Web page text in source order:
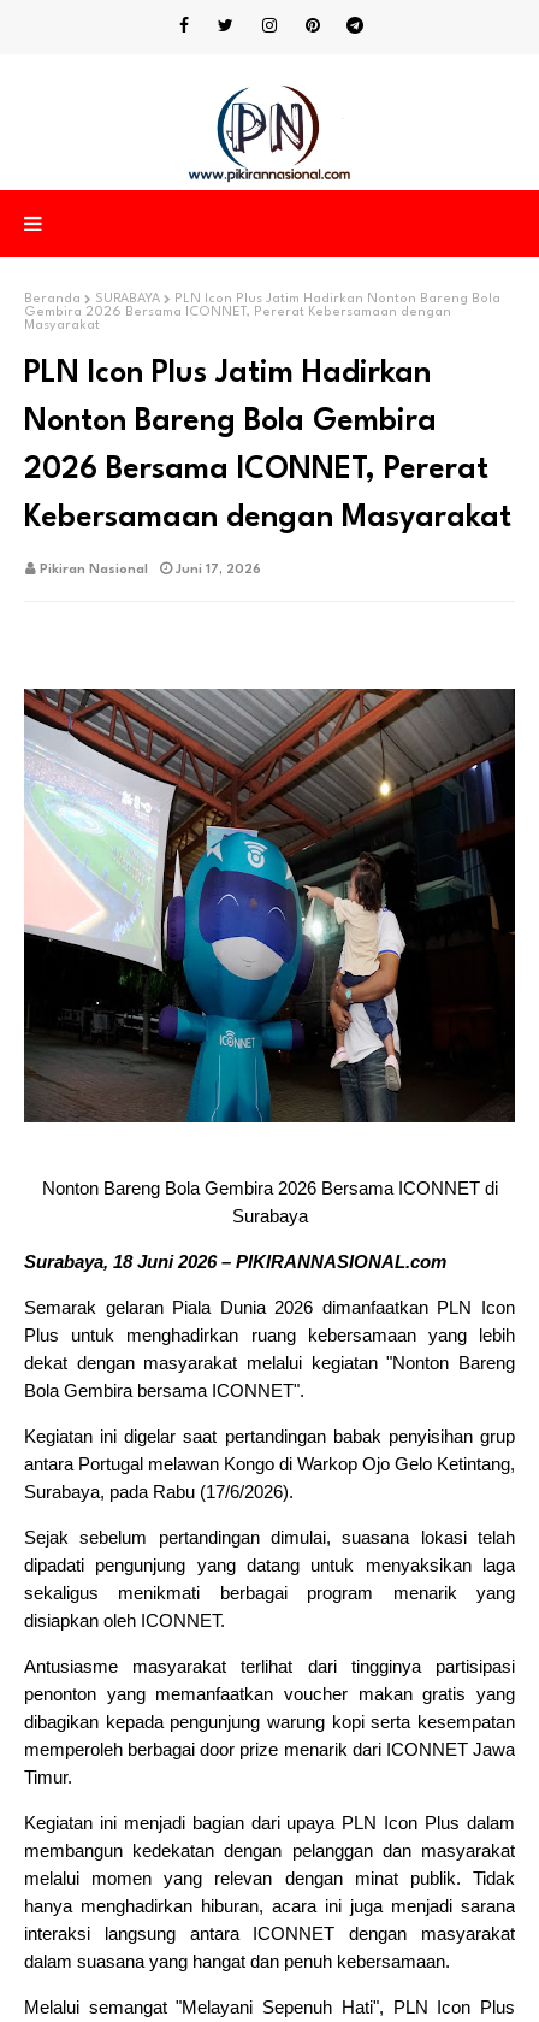
Beranda SURABAYA
PLN Icon Plus Jatim Hadirkan Nonton Bareng Bola
Gembira 2026 Bersama ICONNET, Pererat Kebersamaan dengan
Masyarakat
PLN Icon Plus Jatim Hadirkan
Nonton Bareng Bola Gembira
2026 Bersama ICONNET, Pererat
Kebersamaan dengan Masyarakat
Pikiran Nasional Juni 17, 2026
Nonton Bareng Bola Gembira 2026 Bersama ICONNET di
Surabaya
Surabaya, 18 Juni 2026 – PIKIRANNASIONAL.com
Semarak gelaran Piala Dunia 2026 dimanfaatkan PLN Icon
Plus untuk menghadirkan ruang kebersamaan yang lebih
dekat dengan masyarakat melalui kegiatan "Nonton Bareng
Bola Gembira bersama ICONNET".
Kegiatan ini digelar saat pertandingan babak penyisihan grup
antara Portugal melawan Kongo di Warkop Ojo Gelo Ketintang,
Surabaya, pada Rabu (17/6/2026).
Sejak sebelum pertandingan dimulai, suasana lokasi telah
dipadati pengunjung yang datang untuk menyaksikan laga
sekaligus menikmati berbagai program menarik yang
disiapkan oleh ICONNET.
Antusiasme masyarakat terlihat dari tingginya partisipasi
penonton yang memanfaatkan voucher makan gratis yang
dibagikan kepada pengunjung warung kopi serta kesempatan
memperoleh berbagai door prize menarik dari ICONNET Jawa
Timur.
Kegiatan ini menjadi bagian dari upaya PLN Icon Plus dalam
membangun kedekatan dengan pelanggan dan masyarakat
melalui momen yang relevan dengan minat publik. Tidak
hanya menghadirkan hiburan, acara ini juga menjadi sarana
interaksi langsung antara ICONNET dengan masyarakat
dalam suasana yang hangat dan penuh kebersamaan.
Melalui semangat "Melayani Sepenuh Hati", PLN Icon Plus